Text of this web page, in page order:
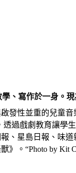
、寫作於一身。
發性並重的兒童
過戲劇教育讓
、星島日報、味
》。“Photo by Kit